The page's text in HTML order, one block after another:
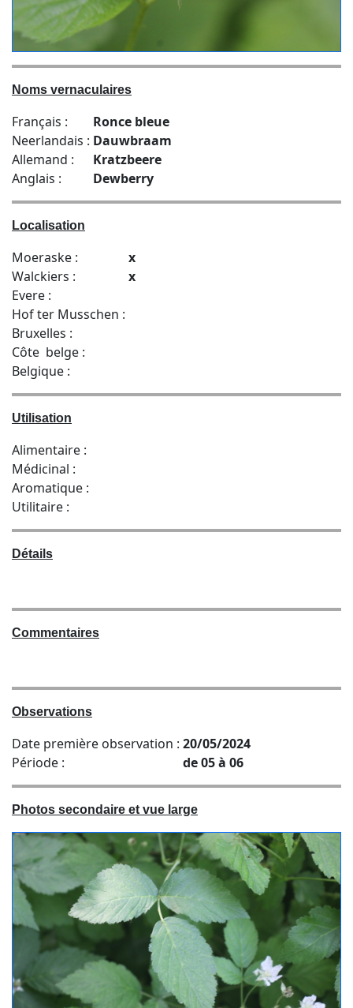
Noms vernaculaires
Français :
Ronce bleue
Neerlandais : Dauwbraam
Allemand :
Kratzbeere
Anglais :
Dewberry
Localisation
Moeraske :
x
Walckiers :
x
Evere :
Hof ter Musschen :
Bruxelles :
Côte belge :
Belgique :
Utilisation
Alimentaire :
Médicinal :
Aromatique :
Utilitaire :
Détails
Commentaires
Observations
Date première observation : 20/05/2024
Période :
de 05 à 06
Photos secondaire et vue large